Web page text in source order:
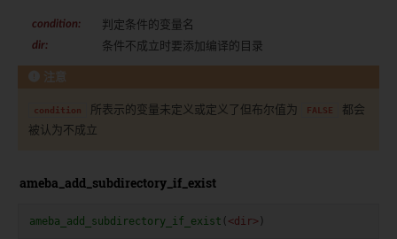
condition: 判定条件的变量名
dir: 条件不成立时要添加编译的目录
注意
condition 所表示的变量未定义或定义了但布尔值为 FALSE
都会
被认为不成立
ameba_add_subdirectory_if_exist
ameba_add_subdirectory_if_exist <dir> )